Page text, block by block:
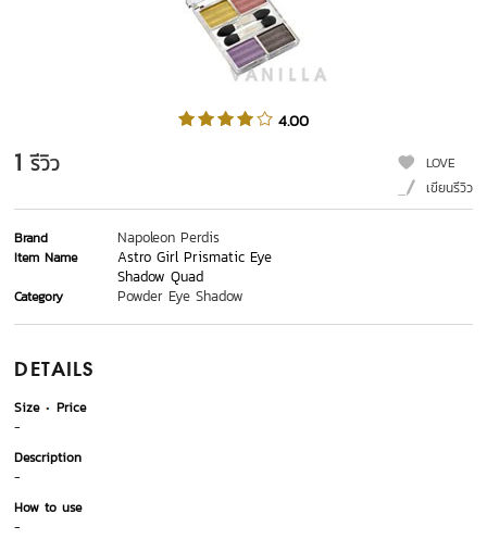
4.00
1 รีวิว
LOVE
เขียนรีวิว
Brand Napoleon Perdis
Item Name
Astro Girl Prismatic Eye
Shadow Quad
Category Powder Eye Shadow
DETAILS
Size
Price
-
Description
-
How to use
-